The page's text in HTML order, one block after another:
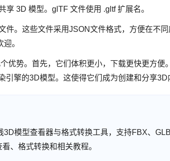
3D 模型。glTF 文件使用 .gltf 扩展名。
件。这些文件采用JSON文件格式，方便在不
。
优势。首先，它们体积更小，下载更快更方便
擎的3D模型。这使得它们成为创建和分享3D
模型查看器与格式转换工具，支持FBX、
、格式转换和相关教程。